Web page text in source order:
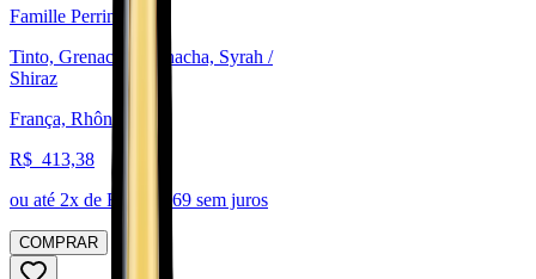
Famille Perrin
Tinto, Grenache/Garnacha, Syrah /
Shiraz
França, Rhône
R$ 413,38
ou até 2x de R$ 206,69 sem juros
COMPRAR